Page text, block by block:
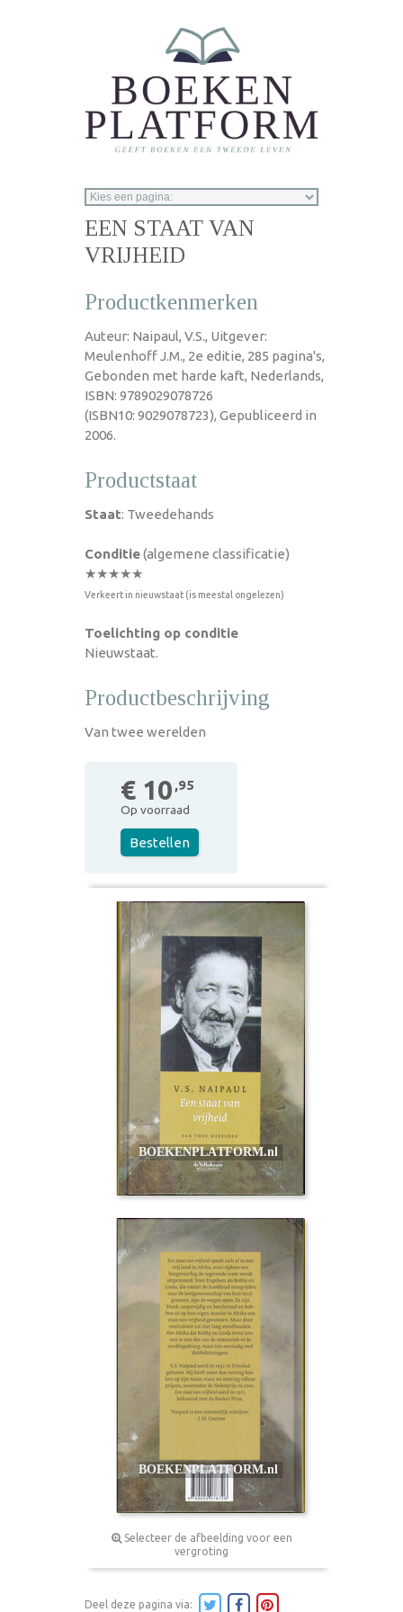
EEN STAAT VAN
VRIJHEID
Productkenmerken
Auteur: Naipaul, V.S., Uitgever:
Meulenhoff J.M., 2e editie, 285 pagina's,
Gebonden met harde kaft, Nederlands,
ISBN: 9789029078726
(ISBN10: 9029078723), Gepubliceerd in
2006.
Productstaat
Staat: Tweedehands
Conditie(algemene classificatie)
★★★★★
Verkeert in nieuwstaat (is meestal ongelezen)
Toelichting op conditie
Nieuwstaat.
Productbeschrijving
Van twee werelden
€ 10 ,95
Op voorraad
Bestellen
Selecteer de afbeelding voor een
vergroting
Deel deze pagina via: